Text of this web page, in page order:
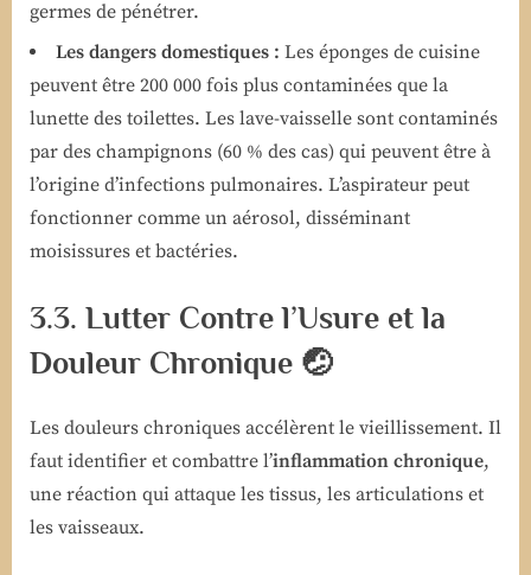
germes de pénétrer.
Les dangers domestiques : Les éponges de cuisine
peuvent être 200 000 fois plus contaminées que la
lunette des toilettes. Les lave-vaisselle sont contaminés
par des champignons (60 % des cas) qui peuvent être à
l’origine d’infections pulmonaires. L’aspirateur peut
fonctionner comme un aérosol, disséminant
moisissures et bactéries.
3.3. Lutter Contre l’Usure et la
Douleur Chronique 🤕
Les douleurs chroniques accélèrent le vieillissement. Il
faut identifier et combattre l’inflammation chronique,
une réaction qui attaque les tissus, les articulations et
les vaisseaux.